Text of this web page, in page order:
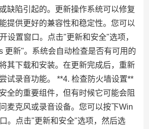
缺陷引起的。更新操作系统可以修复
提供更好的兼容性和稳定性。您可以
设置窗口。点击"更新和安全"选项，
更新"。系统会自动检查是否有可用的
其下载和安装。在更新完成后，重新
试录音功能。 **4. 检查防火墙设置**
全的重要组件，但有时候它可能会阻
麦克风或录音设备。您可以按下Win
。点击"更新和安全"选项，然后选